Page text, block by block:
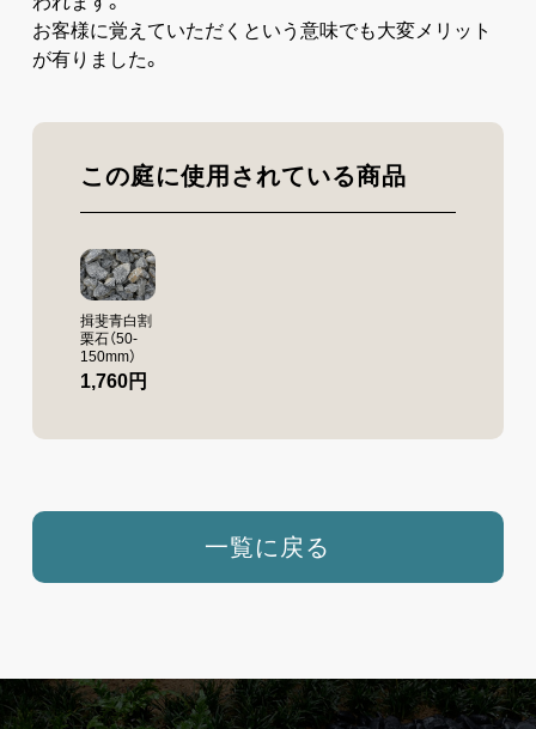
お客様に覚えていただくという意味でも大変メリット
が有りました。
この庭に使用されている商品
揖斐青白割
栗石（50-
150mm）
1,760円
一覧に戻る
施設案